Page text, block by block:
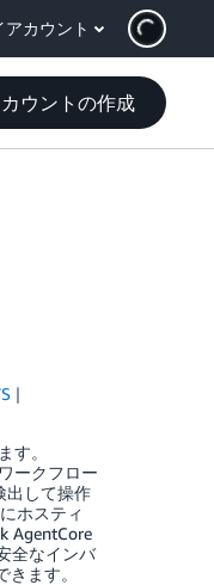
アカウント
ウントの作成
す。
ークフロー
出して操作
ホスティ
AgentCore
全なインバ
ます。